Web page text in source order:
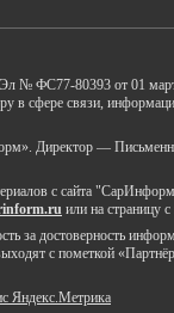
№ ФС77-80393 от 01
в сфере связи,
Директор —
с сайта
или на страницу
за достоверность
с пометкой
Яндекс.Метрика